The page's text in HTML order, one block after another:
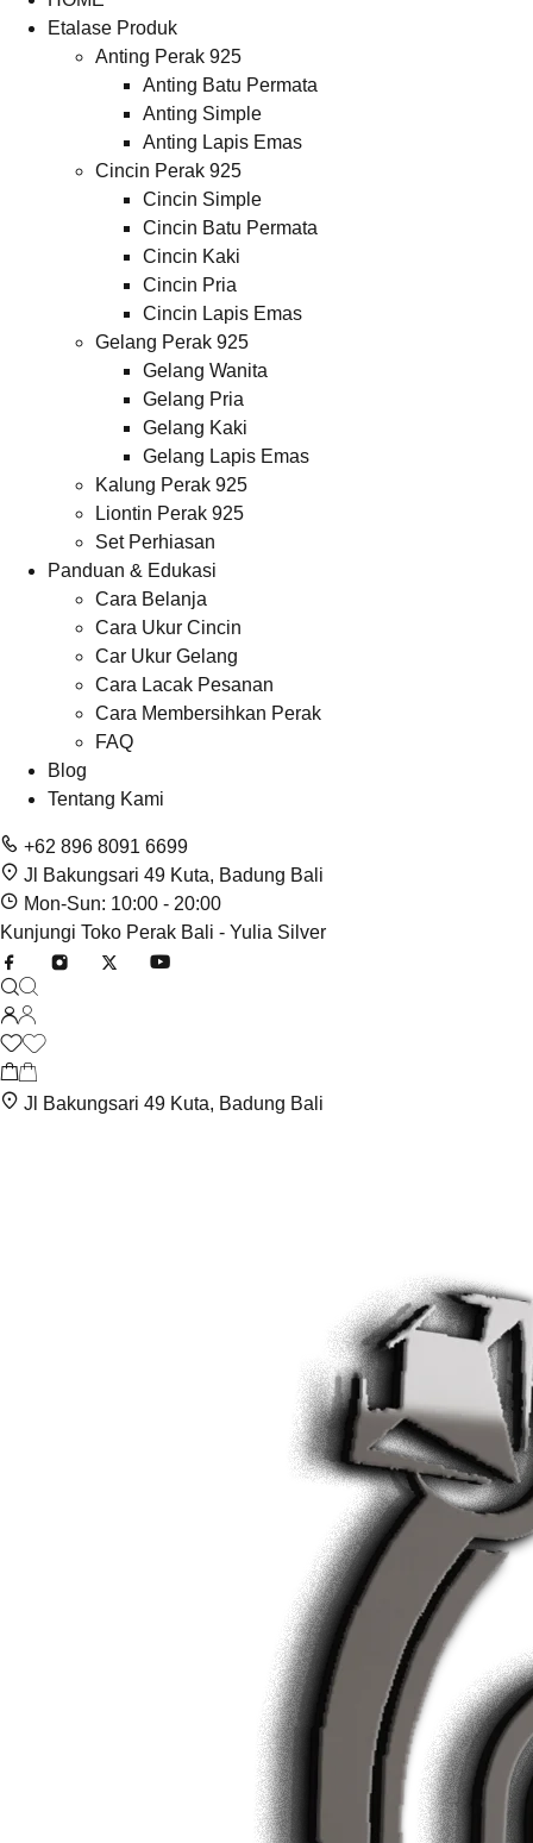
Etalase Produk
Anting Perak 925
Anting Batu Permata
Anting Simple
Anting Lapis Emas
Cincin Perak 925
Cincin Simple
Cincin Batu Permata
Cincin Kaki
Cincin Pria
Cincin Lapis Emas
Gelang Perak 925
Gelang Wanita
Gelang Pria
Gelang Kaki
Gelang Lapis Emas
Kalung Perak 925
Liontin Perak 925
Set Perhiasan
Panduan & Edukasi
Cara Belanja
Cara Ukur Cincin
Car Ukur Gelang
Cara Lacak Pesanan
Cara Membersihkan Perak
FAQ
Blog
Tentang Kami
+62 896 8091 6699
Jl Bakungsari 49 Kuta, Badung Bali
Mon-Sun: 10:00 - 20:00
Kunjungi Toko Perak Bali - Yulia Silver
Jl Bakungsari 49 Kuta, Badung Bali